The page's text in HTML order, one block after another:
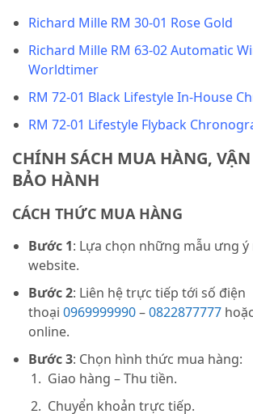
Richard Mille RM 30-01 Rose Gold
Richard Mille RM 63-02 Automatic
Worldtimer
RM 72-01 Black Lifestyle In-House
RM 72-01 Lifestyle Flyback
CHÍNH SÁCH MUA HÀNG,
BẢO HÀNH
CÁCH THỨC MUA HÀNG
Bước 1: Lựa chọn những mẫu ưng
website.
Bước 2: Liên hệ trực tiếp tới số điện
thoại 0969999990–0822877777
online.
Bước 3: Chọn hình thức mua hàng:
Giao hàng – Thu tiền.
Chuyển khoản trực tiếp.